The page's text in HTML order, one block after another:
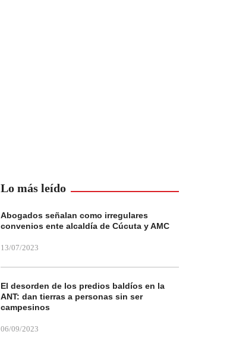
Lo más leído
Abogados señalan como irregulares
convenios ente alcaldía de Cúcuta y AMC
13/07/2023
El desorden de los predios baldíos en la
ANT: dan tierras a personas sin ser
campesinos
06/09/2023